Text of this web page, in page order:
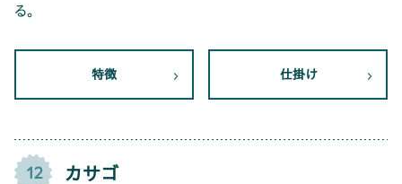
る。
特徴 仕掛け
12 カサゴ